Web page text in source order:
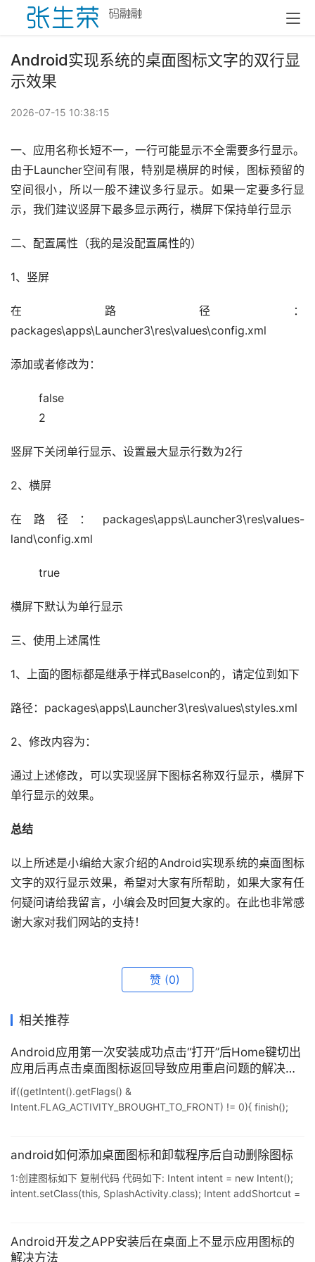
Android实现系统的桌面图标文字的双行显
示效果
2026-07-15 10:38:15
一、应用名称长短不一，一行可能显示不全需要多行显示。
由于Launcher空间有限，特别是横屏的时候，图标预留的
空间很小，所以一般不建议多行显示。如果一定要多行显
示，我们建议竖屏下最多显示两行，横屏下保持单行显示
二、配置属性（我的是没配置属性的）
1、竖屏
在路径：
packages\apps\Launcher3\res\values\config.xml
添加或者修改为：
false
2
竖屏下关闭单行显示、设置最大显示行数为2行
2、横屏
在路径：packages\apps\Launcher3\res\values-
land\config.xml
true
横屏下默认为单行显示
三、使用上述属性
1、上面的图标都是继承于样式BaseIcon的，请定位到如下
路径：packages\apps\Launcher3\res\values\styles.xml
2、修改内容为：
通过上述修改，可以实现竖屏下图标名称双行显示，横屏下
单行显示的效果。
总结
以上所述是小编给大家介绍的Android实现系统的桌面图标
文字的双行显示效果，希望对大家有所帮助，如果大家有任
何疑问请给我留言，小编会及时回复大家的。在此也非常感
谢大家对我们网站的支持！
赞 (0)
相关推荐
Android应用第一次安装成功点击“打开”后Home键切出
应用后再点击桌面图标返回导致应用重启问题的解决方
法
if((getIntent().getFlags() &
Intent.FLAG_ACTIVITY_BROUGHT_TO_FRONT) != 0){ finish();
方法中加入上面的判断,在setcontentview方法之前调用. 以上所述
android如何添加桌面图标和卸载程序后自动删除图标
1:创建图标如下 复制代码 代码如下: Intent intent = new Intent();
intent.setClass(this, SplashActivity.class); Intent addShortcut =
R.drawable.icon); addShortcut.putExtr
Android开发之APP安装后在桌面上不显示应用图标的
解决方法